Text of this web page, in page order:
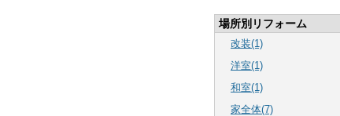
場所別リフォーム
改装(1)
洋室(1)
和室(1)
家全体(7)